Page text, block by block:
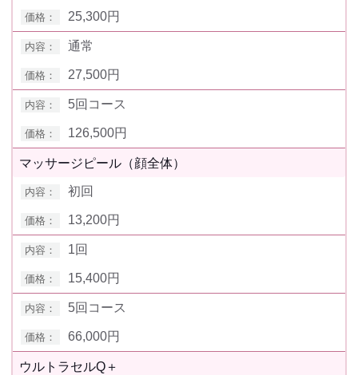
25,300円
通常
27,500円
5回コース
126,500円
マッサージピール（顔全体）
初回
13,200円
1回
15,400円
5回コース
66,000円
ウルトラセルQ＋